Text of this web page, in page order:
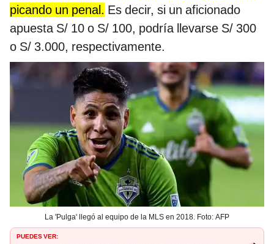
picando un penal. Es decir, si un aficionado
apuesta S/ 10 o S/ 100, podría llevarse S/ 300
o S/ 3.000, respectivamente.
La 'Pulga' llegó al equipo de la MLS en 2018. Foto: AFP
PUEDES VER: